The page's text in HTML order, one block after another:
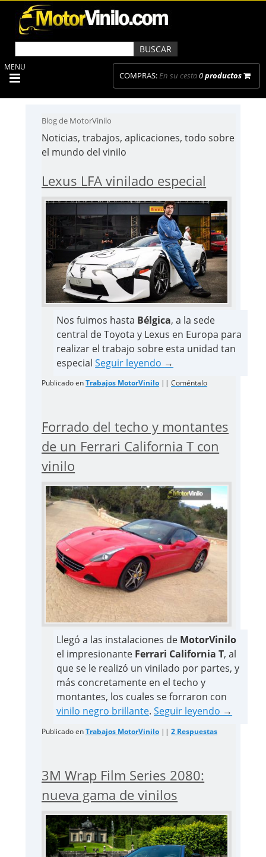
COMPRAS:En su cesta0productos
MENU
Blog de MotorVinilo
Noticias, trabajos, aplicaciones, todo sobre
el mundo del vinilo
Lexus LFA vinilado especial
Nos fuimos hasta Bélgica, a la sede
central de Toyota y Lexus en Europa para
realizar el trabajo sobre esta unidad tan
especialSeguir leyendo →
Publicado enTrabajos MotorVinilo ||Coméntalo
Forrado del techo y montantes
de un Ferrari California T con
vinilo
Llegó a las instalaciones de MotorVinilo
el impresionante Ferrari California T, al
que se le realizó un vinilado por partes, y
más concretamente en el techo y
montantes, los cuales se forraron con
vinilo negro brillante.Seguir leyendo →
Publicado enTrabajos MotorVinilo ||2 Respuestas
3M Wrap Film Series 2080:
nueva gama de vinilos